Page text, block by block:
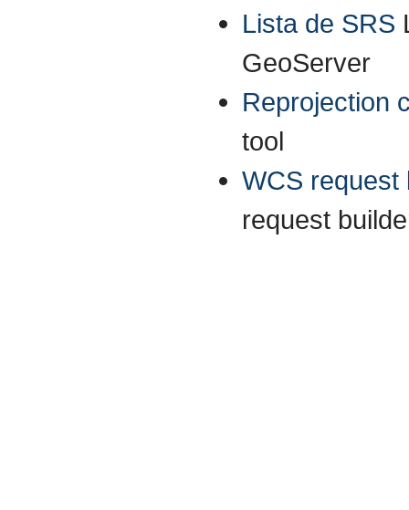
Lista de SRS
GeoServer
Reprojection
tool
WCS request
request